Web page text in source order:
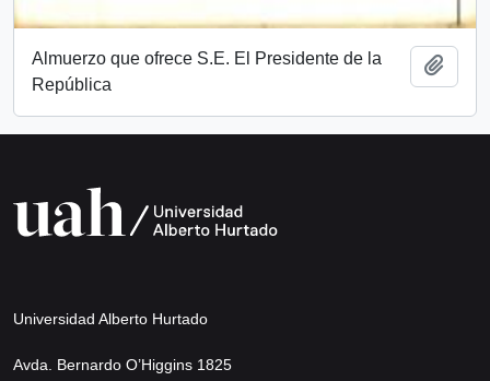
Almuerzo que ofrece S.E. El Presidente de la
República
Universidad Alberto Hurtado
Avda. Bernardo O’Higgins 1825